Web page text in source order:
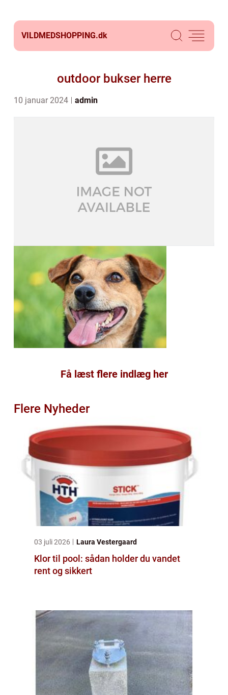
VILDMEDSHOPPING.dk
outdoor bukser herre
10 januar 2024 admin
Få læst flere indlæg her
Flere Nyheder
03 juli 2026 Laura Vestergaard
Klor til pool: sådan holder du vandet
rent og sikkert